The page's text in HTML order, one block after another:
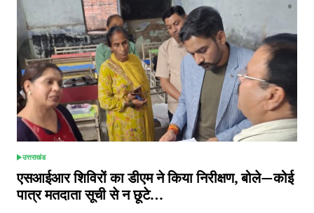
POSTED
IN
उत्तराखंड
एसआईआर शिविरों का डीएम ने किया निरीक्षण, बोले—कोई
पात्र मतदाता सूची से न छूटे…